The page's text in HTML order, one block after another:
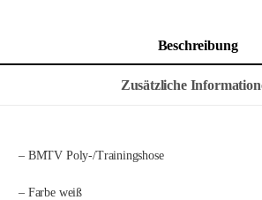
Beschreibung
Zusätzliche
– BMTV Poly-/Trainingshose
– Farbe weiß